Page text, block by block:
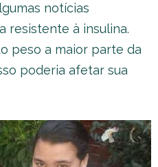
notícias
resistente à insulina.
peso a maior parte da
poderia afetar sua